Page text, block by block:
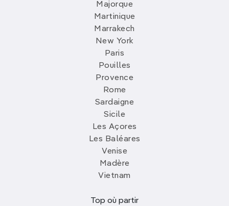
Majorque
Martinique
Marrakech
New York
Paris
Pouilles
Provence
Rome
Sardaigne
Sicile
Les Açores
Les Baléares
Venise
Madère
Vietnam
Top où partir